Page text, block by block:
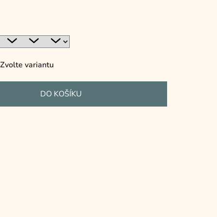
Zvolte variantu
DO KOŠÍKU